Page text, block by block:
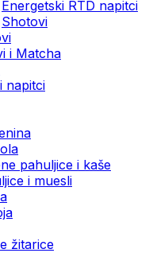
Energetski RTD napitci
Shotovi
i Matcha
napitci
pahuljice i kaše
i muesli
žitarice